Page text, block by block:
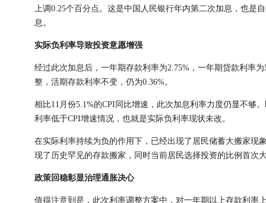
上调0.25个百分点。这是中国人民银行年内第二次加息，也是
息。
实际负利率导致投资意愿增强
经过此次加息后，一年期存款利率为2.75%，一年期贷款利率
整，活期存款利率不变，仍为0.36%。
相比11月份5.1%的CPI同比增速，此次加息利率力度仍显不够
利率低于CPI增速情况，也就是实际负利率现状未改。
在实际利率持续为负的作用下，已经出现了居民储蓄大搬家现
现了历史罕见的存款搬家，同时当前居民选择投资的比例首次
政策回稳彰显治理通胀决心
值得注意到是，此次利率调整方案中，对一年期以上存款利率